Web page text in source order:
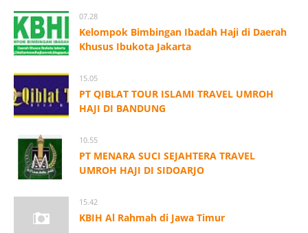
07.28
Kelompok Bimbingan Ibadah Haji di Daerah
Khusus Ibukota Jakarta
15.05
PT QIBLAT TOUR ISLAMI TRAVEL UMROH
HAJI DI BANDUNG
10.55
PT MENARA SUCI SEJAHTERA TRAVEL
UMROH HAJI DI SIDOARJO
15.42
KBIH Al Rahmah di Jawa Timur